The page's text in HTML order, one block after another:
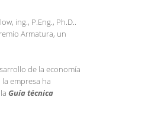
ing., P.Eng., Ph.D..
Armatura, un
de la economía
empresa ha
Guía técnica